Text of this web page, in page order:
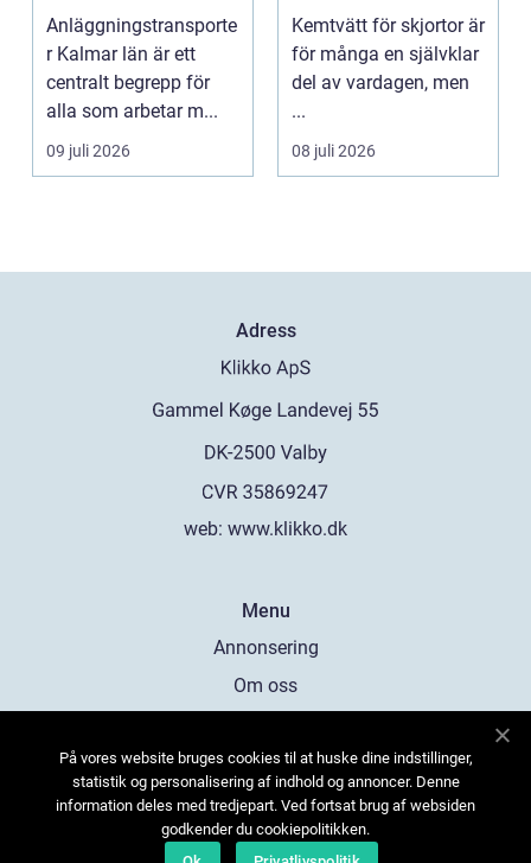
byggprojekt
Anläggningstransporte
r Kalmar län är ett
centralt begrepp för
alla som arbetar m...
09 juli 2026
fungerar
professionell
klädvård i
Kemtvätt för skjortor är
för många en självklar
del av vardagen, men
...
08 juli 2026
Adress
web: www.klikko.dk
Menu
Annonsering
Om oss
Kontakta oss
Sitemap
På vores website bruges cookies til at huske dine indstillinger,
statistik og personalisering af indhold og annoncer. Denne
information deles med tredjepart. Ved fortsat brug af websiden
godkender du cookiepolitikken.